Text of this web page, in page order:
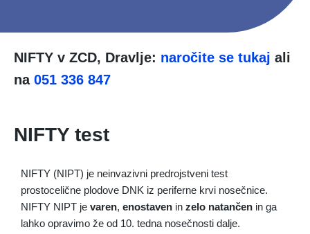
NIFTY v ZCD, Dravlje: naročite se tukaj ali
na 051 336 847
NIFTY test
NIFTY (NIPT) je neinvazivni predrojstveni test
prostocelične plodove DNK iz periferne krvi nosečnice.
NIFTY NIPT je varen, enostaven in zelo natančen in ga
lahko opravimo že od 10. tedna nosečnosti dalje.